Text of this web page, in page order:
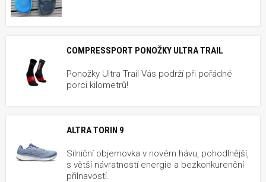
COMPRESSPORT PONOŽKY ULTRA TRAIL
Ponožky Ultra Trail Vás podrží při pořádné
porci kilometrů!
ALTRA TORIN 9
Silniční objemovka v novém hávu, pohodlnější,
s větší návratností energie a bezkonkurenční
přilnavostí.